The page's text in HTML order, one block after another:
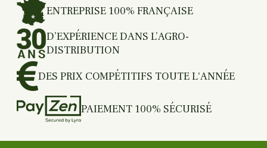
ENTREPRISE 100% FRANÇAISE
D’EXPÉRIENCE DANS L’AGRO-
DISTRIBUTION
DES PRIX COMPÉTITIFS TOUTE L'ANNÉE
PAIEMENT 100% SÉCURISÉ